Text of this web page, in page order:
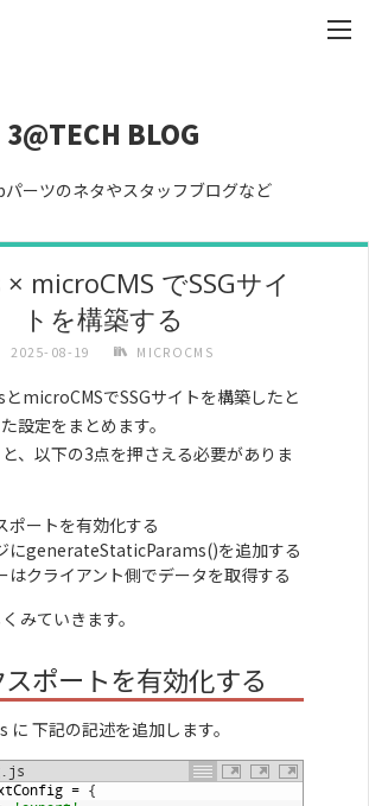
3@TECH BLOG
ーツのネタやスタッフブログなど
microCMS でSSGサイ
トを構築する
2025-08-19 MICROCMS
microCMSでSSGサイトを構築したと
設定をまとめます。
、以下の3点を押さえる必要がありま
ポートを有効化する
にgenerateStaticParams()を追加する
はクライアント側でデータを取得する
みていきます。
ポートを有効化する
下記の記述を追加します。
= {